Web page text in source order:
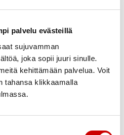
palvelu evästeillä
sujuvamman
joka sopii juuri sinulle.
kehittämään palvelua. Voit
tahansa klikkaamalla
hallitus